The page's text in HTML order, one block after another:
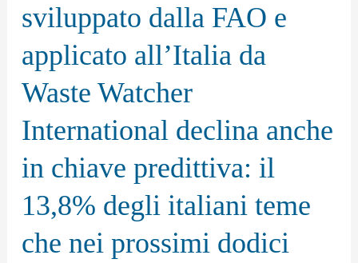
della
tassazione.
sviluppato dalla FAO e
applicato all’Italia da
Waste Watcher
International declina anche
in chiave predittiva: il
13,8% degli italiani teme
che nei prossimi dodici
Insecurity
Experience
Scale)
sviluppato
dalla
FAO
e
all’Italia
da